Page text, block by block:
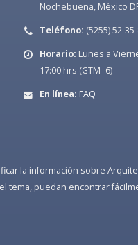
Nochebuena, México
Teléfono: (5255) 52-
Horario: Lunes a
17:00 hrs (GTM -6)
En línea: FAQ
la información sobre
tema, puedan encontrar